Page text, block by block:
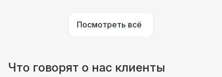
Посмотреть всё
Что говорят о нас клиенты